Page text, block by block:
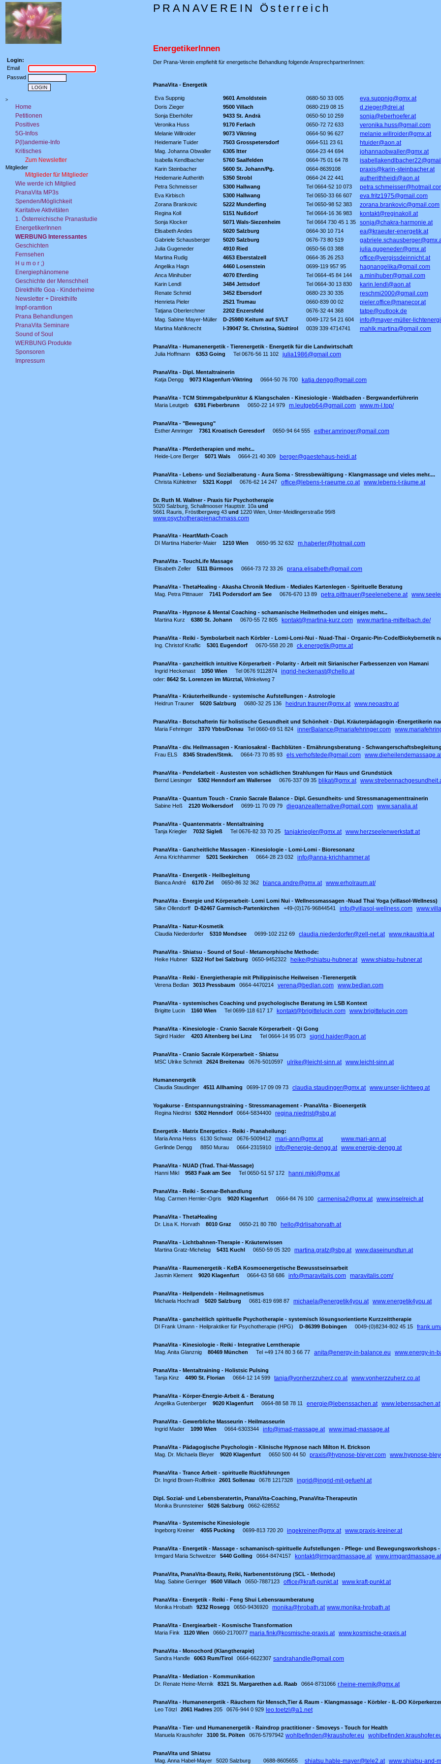
PRANAVEREIN Österreich
Login:
Email
Passwd
>
Home
Petitionen
Positives
5G-Infos
P(l)andemie-Info
Kritisches
Zum Newsletter
Mitglieder
Mitglieder für Mitglieder
Wie werde ich Mitglied
PranaVita MP3s
Spenden/Möglichkeit
Karitative Aktivitäten
1. Österreichische Pranastudie
EnergetikerInnen
WERBUNG Interessantes
Geschichten
Fernsehen
H u m o r ;)
Energiephänomene
Geschichte der Menschheit
Direkthilfe Goa - Kinderheime
Newsletter + Direkthilfe
Impf-oramtion
Prana Behandlungen
PranaVita Seminare
Sound of Soul
WERBUNG Produkte
Sponsoren
Impressum
EnergetikerInnen
Der Prana-Verein empfiehlt für energetische Behandlung folgende AnsprechpartnerInnen:
PranaVita - Energetik
Eva Suppnig 9601 Arnoldstein 0680-50 33 005 eva.suppnig@gmx.at
Doris Zieger 9500 Villach 0680-219 08 15 d.zieger@drei.at
Sonja Eberhöfer 9433 St. Andrä 0650-50 10 259 sonja@eberhoefer.at
Veronika Huss 9170 Ferlach 0650-72 72 633 veronika.huss@gmail.com
Melanie Willroider 9073 Viktring 0664-50 96 627 melanie.willroider@gmx.at
Heidemarie Tuider 7503 Grosspetersdorf 0664-511 23 61 htuider@aon.at
Mag. Johanna Obwaller 6305 Itter 0664-23 44 694 johannaobwaller@gmx.at
Isabella Kendlbacher 5760 Saalfelden 0664-75 01 64 78
Karin Steinbacher 5600 St. Johann/Pg. 0664-8639108 praxis@karin-steinbacher.at
Heidemarie Autherith 5350 Strobl 0664-24 22 441 autherithheidi@aon.at
Petra Schmeisser 5300 Hallwang Tel 0664-52 10 073
Eva Kirbisch 5300 Hallwang Tel 0650-33 66 607 eva.fritz1975@gmail.com
Zorana Brankovic 5222 Munderfing Tel 0650-98 52 383 zorana.brankovic@gmail.com
Regina Koll 5151 Nußdorf Tel 0664-16 36 983 kontakt@reginakoll.at
Sonja Klocker 5071 Wals-Siezenheim Tel 0664 730 45 1 35 sonja@chakra-harmonie.at
Elisabeth Andes 5020 Salzburg 0664-30 10 714 ea@kraeuter-energetik.at
Gabriele Schausberger 5020 Salzburg 0676-73 80 519
Julia Gugeneder 4910 Ried 0650-56 03 388 julia.gugeneder@gmx.at
Martina Rudig 4653 Eberstalzell 0664-35 26 253 office@vergissdeinnicht.at
Angelika Hagn 4460 Losenstein 0699-119 957 95 hagnangelika@gmail.com
Anca Minihuber 4070 Eferding Tel 0664-45 84 144 a.minihuber@gmail.com
Karin Lendl 3484 Jettsdorf Tel 0664-30 13 830 karin.lendl@aon.at
Renate Schmid 3452 Ebersdorf 0680-23 30 335 reschmi2000@gmail.com
Henrieta Pieler 2521 Trumau 0660-839 00 02 pieler.office@manecor.at
Tatjana Oberlerchner 2202 Enzersfeld 0676-32 44 368 tatpe@outlook.de
Mag. Sabine Mayer-Müller D-25980 Keitum auf SYLT 0049-172 54 21 604 info@mayer-müller-
Martina Mahlknecht I-39047 St. Christina, Südtirol 0039 339 4714741 mahlk.martina@gmail.com
PranaVita - Humanenergetik - Tierenergetik - Energetik für die Landwirtschaft
Julia Hoffmann
6353 Going Tel 0676-56 11 102 julia1986@gmail.com
PranaVita - Dipl. Mentaltrainerin
Katja Dengg
9073 Klagenfurt-Viktring 0664-50 76 700 katja.dengg@gmail.com
PranaVita - TCM Stimmgabelpunktur & Klangschalen - Kinesiologie - Waldbaden - Bergwanderführerin
Maria Leutgeb
6391 Fieberbrunn 0650-22 14 979 m.leutgeb64@gmail.com www.m-l.top/
PranaVita - "Bewegung"
Esther Amringer
7361 Kroatisch Geresdorf 0650-94 64 555 esther.amringer@gmail.com
PranaVita - Pferdetherapien und mehr...
Heide-Lore Berger
5071 Wals 0664-21 40 309 berger@gaestehaus-heidi.at
PranaVita - Lebens- und Sozialberatung - Aura Soma - Stressbewältigung - Klangmassage und vieles mehr....
Christa Kühleitner
5321 Koppl 0676-62 14 247 office@lebens-t-raeume.co.at www.lebens-t-räume.at
Dr. Ruth M. Wallner - Praxis für Psychotherapie
5020 Salzburg, Schallmooser Hauptstr. 10a und
5661 Rauris, Fröstlbergweg 43 und 1220 Wien, Unter-Meidlingerstraße 99/8
www.psychotherapienachmass.com
PranaVita - HeartMath-Coach
DI Martina Haberler-Maier
1210 Wien 0650-95 32 632 m.haberler@hotmail.com
PranaVita - TouchLife Massage
Elisabeth Zeller
5111 Bürmoos 0664-73 72 33 26 prana.elisabeth@gmail.com
PranaVita - ThetaHealing - Akasha Chronik Medium - Mediales Kartenlegen - Spirituelle Beratung
Mag. Petra Pittnauer
7141 Podersdorf am See 0676-670 13 89 petra.pittnauer@seelenebene.at
PranaVita - Hypnose & Mental Coaching - schamanische Heilmethoden und einiges mehr...
Martina Kurz
6380 St. Johann 0670-55 72 805 kontakt@martina-kurz.com www.martina-mittelbach.de/
PranaVita - Reiki - Symbolarbeit nach Körbler - Lomi-Lomi-Nui - Nuad-Thai - Organic-Pin-Code/Biokybernetik
Ing. Christof Knaflic
5301 Eugendorf 0670-558 20 28 ck.energetik@gmx.at
PranaVita - ganzheitlich intuitive Körperarbeit - Polarity - Arbeit mit Sirianischer Farbessenzen von Hamani
Ingrid Heckenast
1050 Wien Tel 0676 9112874 ingrid-heckenast@chello.at
oder: 8642 St. Lorenzen im Mürztal, Winkelweg 7
PranaVita - Kräuterheilkunde - systemische Aufstellungen - Astrologie
Heidrun Trauner
5020 Salzburg 0680-32 25 136 heidrun.trauner@gmx.at www.neoastro.at
PranaVita - Botschafterin für holistische Gesundheit und Schönheit - Dipl. Kräuterpädagogin -Energetikerin
Maria Fehringer
3370 Ybbs/Donau Tel 0660-69 51 824 innerBalance@mariafehringer.com
PranaVita - div. Heilmassagen - Kraniosakral - Bachblüten - Ernährungsberatung -
Frau ELS
8345 Straden/Stmk. 0664-73 70 85 93 els.verhofstede@gmail.com
PranaVita - Pendelarbeit - Austesten von schädlichen Strahlungen für Haus und Grundstück
Bernd Liesinger
5302 Henndorf am Wallersee 0676-337 09 35 blikat@gmx.at
PranaVita - Quantum Touch - Cranio Sacrale Balance - Dipl. Gesundheits- und Stressmanagementtrainerin
Sabine Heß
2120 Wolkersdorf 0699-11 70 09 79 dieganzealternative@gmail.com www.sanalia.at
PranaVita - Quantenmatrix - Mentaltraining
Tanja Kriegler
7032 Sigleß Tel 0676-82 33 70 25 tanjakriegler@gmx.at www.herzseelenwerkstatt.at
PranaVita - Ganzheitliche Massagen - Kinesiologie - Lomi-Lomi - Bioresonanz
Anna Krichhammer
5201 Seekirchen 0664-28 23 032 info@anna-krichhammer.at
PranaVita - Energetik - Heilbegleitung
Bianca André
6170 Zirl 0650-86 32 362 bianca.andre@gmx.at www.erholraum.at/
PranaVita - Energie und Körperarbeit- Lomi Lomi Nui - Wellnessmassagen -Nuad Thai Yoga (villasol-Wellness)
Silke Ollendorff
D-82467 Garmisch-Partenkirchen +49-(0)176-96844541 info@villasol-wellness.com
PranaVita - Natur-Kosmetik
Claudia Niederdorfer
5310 Mondsee 0699-102 212 69 claudia.niederdorfer@zell-net.at www.nkaustria.at
PranaVita - Shiatsu - Sound of Soul - Metamorphische Methode:
Heike Hubner
5322 Hof bei Salzburg 0650-9452322 heike@shiatsu-hubner.at www.shiatsu-hubner.at
PranaVita - Reiki - Energietherapie mit Philippinische Heilweisen -Tierenergetik
Verena Bedlan
3013 Pressbaum 0664-4470214 verena@bedlan.com www.bedlan.com
PranaVita - systemisches Coaching und psychologische Beratung im LSB Kontext
Brigitte Lucin
1160 Wien Tel 0699-118 617 17 kontakt@brigittelucin.com www.brigittelucin.com
PranaVita - Kinesiologie - Cranio Sacrale Körperarbeit - Qi Gong
Sigird Haider
4203 Altenberg bei Linz Tel 0664-14 95 073 sigrid.haider@aon.at
PranaVita - Cranio Sacrale Körperarbeit - Shiatsu
MSC Ulrike Schmidt
2624 Breitenau 0676-5010597 ulrike@leicht-sinn.at www.leicht-sinn.at
Humanenergetik
Claudia Staudinger
4511 Allhaming 0699-17 09 09 73 claudia.staudinger@gmx.at www.unser-lichtweg.at
Yogakurse - Entspannungstraining - Stressmanagement - PranaVita - Bioenergetik
Regina Niedrist
5302 Henndorf 0664-5834400 regina.niedrist@sbg.at
Energetik - Matrix Energetics - Reiki - Pranaheilung:
Maria Anna Heiss
6130 Schwaz 0676-5009412 mari-ann@gmx.at www.mari-ann.at
Gerlinde Dengg 8850 Murau 0664-2315910 info@energie-dengg.at www.energie-dengg.at
PranaVita - NUAD (Trad. Thai-Massage)
Hanni Mikl
9583 Faak am See Tel 0650-51 57 172 hanni.mikl@gmx.at
PranaVita - Reiki - Scenar-Behandlung
Mag. Carmen Hernler-Ogris
9020 Klagenfurt 0664-84 76 100 carmenisa2@gmx.at www.inselreich.at
PranaVita - ThetaHealing
Dr. Lisa K. Horvath
8010 Graz 0650-21 80 780 hello@drlisahorvath.at
PranaVita - Lichtbahnen-Therapie - Kräuterwissen
Martina Gratz-Michelag
5431 Kuchl 0650-59 05 320 martina.gratz@sbg.at www.daseinundtun.at
PranaVita - Raumenergetik - KeBA Kosmoenergetische Bewusstseinsarbeit
Jasmin Klement
9020 Klagenfurt 0664-63 58 686 info@maravitalis.com maravitalis.com/
PranaVita - Heilpendeln - Heilmagnetismus
Michaela Hochradl
5020 Salzburg 0681-819 698 87 michaela@energetik4you.at www.energetik4you.at
PranaVita - ganzheitlich spirituelle Psychotherapie - systemisch lösungsorientierte Kurzzeittherapie
DI Frank Umann - Heilpraktiker für Psychotherapie (HPG)
D-86399 Bobingen 0049-(0)8234-802 45 15
PranaVita - Kinesiologie - Reiki - Integrative Lerntherapie
Mag. Anita Glanznig
80469 München Tel +49 174 80 3 66 77 anita@energy-in-balance.eu www.energy-in-
PranaVita - Mentaltraining - Holistsic Pulsing
Tanja Kinz
4490 St. Florian 0664-12 14 599 tanja@vonherzzuherz.co.at www.vonherzzuherz.co.at
PranaVita - Körper-Energie-Arbeit & - Beratung
Angelika Gutenberger
9020 Klagenfurt 0664-88 58 78 11 energie@lebenssachen.at www.lebenssachen.at
PranaVita - Gewerbliche Masseurin - Heilmasseurin
Ingrid Mader
1090 Wien 0664-6303344 info@imad-massage.at www.imad-massage.at
PranaVita - Pädagogische Psychologin - Klinische Hypnose nach Milton H. Erickson
Mag. Dr. Michaela Bleyer
9020 Klagenfurt 0650 500 44 50 praxis@hypnose-bleyer.com www.hypnose-
PranaVita - Trance Arbeit - spirituelle Rückführungen
Dr. Ingrid Brown-Rollfinke
2601 Sollenau 0678 1217328 ingrid@ingrid-mit-gefuehl.at
Dipl. Sozial- und Lebensberatertin, PranaVita-Coaching, PranaVita-Therapeutin
Monika Brunnsteiner
5026 Salzburg 0662-628552
PranaVita - Systemische Kinesiologie
Ingeborg Kreiner
4055 Pucking 0699-813 720 20 ingekreiner@gmx.at www.praxis-kreiner.at
PranaVita - Energetik - Massage - schamanisch-spirituelle Aufstellungen - Pflege- und Bewegungsworkshops
Irmgard Maria Schweitzer
5440 Golling 0664-8474157 kontakt@irmgardmassage.at www.irmgardmassage.at
PranaVita, PranaVita-Beauty, Reiki, Narbenentstörung (SCL - Methode)
Mag. Sabine Geringer
9500 Villach 0650-7887123 office@kraft-punkt.at www.kraft-punkt.at
PranaVita - Energetik - Reiki - Feng Shui Lebensraumberatung
Monika Hrobath
9232 Rosegg 0650-9436920 monika@hrobath.at www.monika-hrobath.at
PranaVita - Energiearbeit - Kosmische Transformation
Maria Fink
1120 Wien 0660-2170077 maria.fink@kosmische-praxis.at www.kosmische-praxis.at
PranaVita - Monochord (Klangtherapie)
Sandra Handle
6063 Rum/Tirol 0664-6622307 sandrahandle@gmail.com
PranaVita - Mediation - Kommunikation
Dr. Renate Heine-Mernik
8321 St. Margarethen a.d. Raab 0664-8731066 r.heine-mernik@gmx.at
PranaVita - Humanenergetik - Räuchern für Mensch,Tier & Raum - Klangmassage - Körbler - IL-DO
Leo Tötzl
2061 Hadres 205 0676-944 0 929 leo.toetzl@a1.net
PranaVita - Tier- und Humanenergetik - Raindrop practitioner - Smoveys - Touch for Health
Manuela Kraushofer
3100 St. Pölten 0676-5797942 wohlbefinden@kraushofer.eu
PranaVita und Shiatsu
Mag. Anna Habel-Mayer
5020 Salzburg 0688-8605655 shiatsu.hable-mayer@tele2.at www.shiatsu-and-